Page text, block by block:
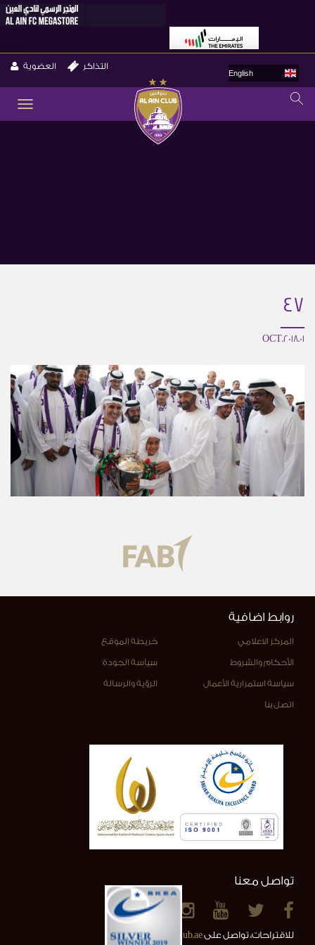
English
التذاكر العضوية
47
01.OCT.2018
روابط اضافية
المركز الاعلامي خريطة الموقع
الأحكام والشروط سياسة الجودة
سياسة استمرارية الأعمال الرؤية والرسالة
اتصل بنا
تواصل معنا
للاقتراحات، تواصل علىinfo@alainclub.ae